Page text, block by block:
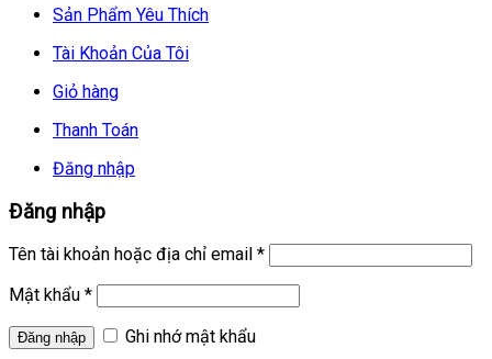
Sản Phẩm Yêu Thích
Tài Khoản Của Tôi
Giỏ hàng
Thanh Toán
Đăng nhập
Đăng nhập
Tên tài khoản hoặc địa chỉ email *
Mật khẩu *
Ghi nhớ mật khẩu